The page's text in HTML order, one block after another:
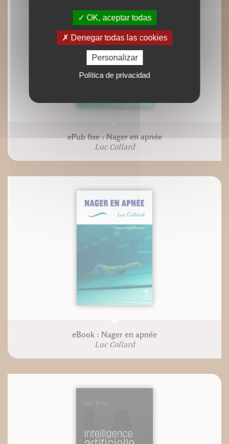
ePub fixe : Nager en apnée
Luc Collard
eBook : Nager en apnée
Luc Collard
OK, aceptar todas
Denegar todas las cookies
Personalizar
Política de privacidad